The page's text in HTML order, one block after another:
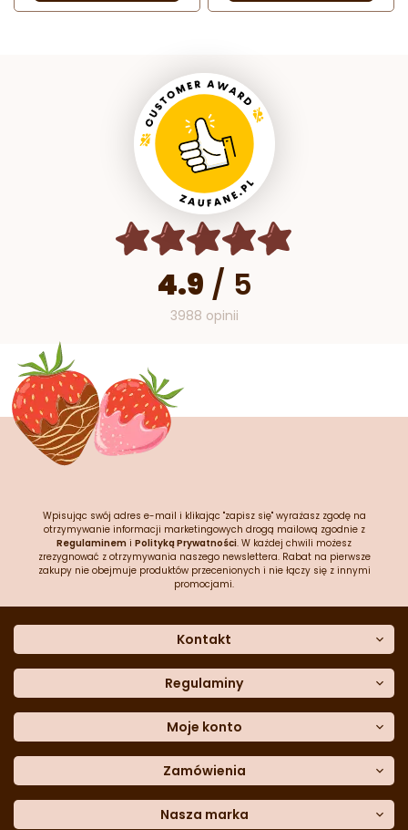
4.9 / 5
3988 opinii
Wpisując swój adres e-mail i klikając "zapisz się" wyrażasz zgodę na
otrzymywanie informacji marketingowych drogą mailową zgodnie z
Regulaminem i Polityką Prywatności. W każdej chwili możesz
zrezygnować z otrzymywania naszego newslettera. Rabat na pierwsze
zakupy nie obejmuje produktów przecenionych i nie łączy się z innymi
promocjami.
Kontakt
Dane kontaktowe
Często zadawane pytania
Sklep stacjonarny
Formularz kontaktowy
Blog
telefon:601 767 272
Regulaminy
Polityka prywatności
Polityka cookies
Polityka reklamacji
Polityka zwrotów
Dostępność cyfrowa
Moje konto
Moje dane
Historia zamówień
Lista ulubionych
Zamówienia
Metody płatności
Nasza marka